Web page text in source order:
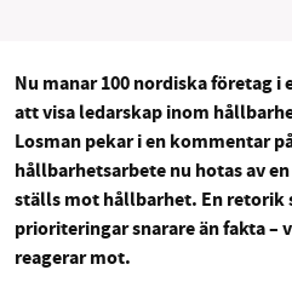
Facebook
Threads
Nu manar 100 nordiska företag
att visa ledarskap inom
Losman pekar i en kommentar
hållbarhetsarbete nu hotas av
ställs mot hållbarhet. En
prioriteringar snarare än fakta
reagerar mot.
SMB kämpar för en
starten 2010 har vår
miljödebatten
nyhetsbevakning och
utveckla vårt arbete –